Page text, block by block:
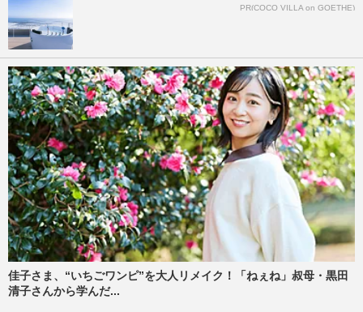
PR(COCO VILLA on GOETHE)
佳子さま、“いちごワンピ”を大人リメイク！「ねぇね」叔母・黒田
清子さんから学んだ...